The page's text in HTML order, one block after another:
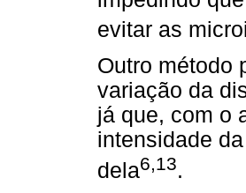
evitar as
Outro método
variação da
já que, com o
intensidade
dela6,13.